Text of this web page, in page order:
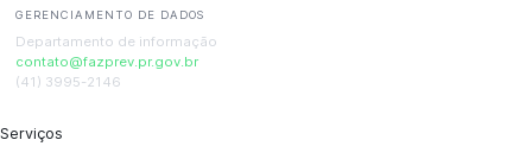
GERENCIAMENTO DE DADOS
Departamento de informação
contato@fazprev.pr.gov.br
(41) 3995-2146
Serviços